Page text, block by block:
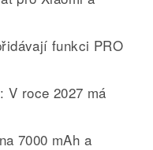
funkci PRO
V roce 2027 má
7000 mAh a